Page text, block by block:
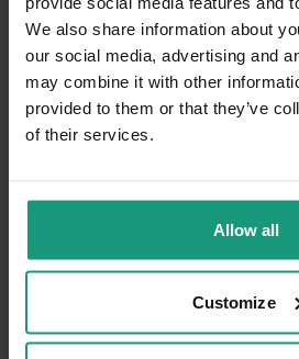
We also share information about
our social media, advertising and
may combine it with other
provided to them or that they’ve
of their services.
Allow all
Customize
się kryształów i kamieni struwitowych.
żurawinę ograniczającą zdolność
pęcherza moczowego oraz DL-
właściwości zakwaszające mocz.